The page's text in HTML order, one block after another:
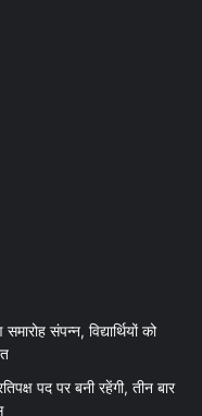
संपन्न, विद्यार्थियों को
पद पर बनी रहेंगी, तीन बार